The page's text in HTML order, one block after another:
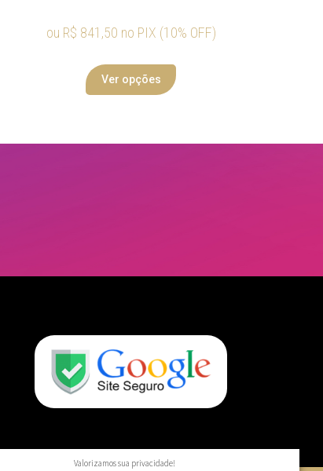
ou R$ 841,50 no PIX (10% OFF)
Ver opções
Valorizamos sua privacidade!